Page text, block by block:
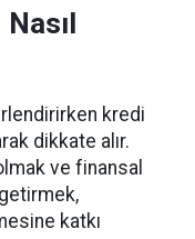
kredi
dikkate alır.
ve finansal
katkı